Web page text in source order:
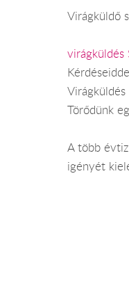
Virágküldő
virágküldés
Virágküldés
Törődünk
A több
igényét